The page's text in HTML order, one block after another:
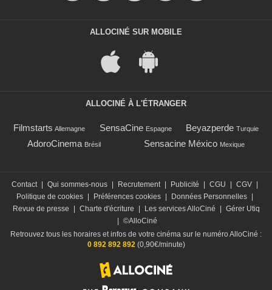
ALLOCINÉ SUR MOBILE
ALLOCINÉ À L'ÉTRANGER
Filmstarts Allemagne SensaCine Espagne Beyazperde Turquie
AdoroCinema Brésil Sensacine México Mexique
Contact Qui sommes-nous Recrutement Publicité CGU CGV
Politique de cookies
Préférences cookies Données Personnelles
Revue de presse
Charte d'écriture Les services AlloCiné
Gérer Utiq
©AlloCiné
Retrouvez tous les horaires et infos de votre cinéma sur le numéro AlloCiné :
0 892 892 892(0,90€/minute)